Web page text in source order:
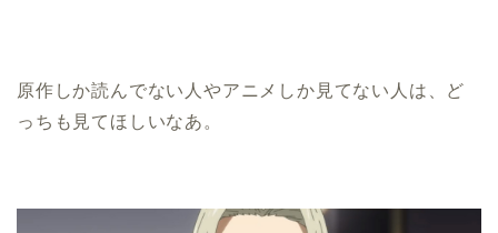
原作しか読んでない人やアニメしか見てない人は、ど
っちも見てほしいなあ。